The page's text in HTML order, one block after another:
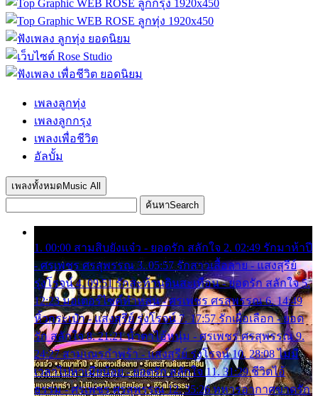
เพลงลูกทุ่ง
เพลงลูกกรุง
เพลงเพื่อชีวิต
อัลบั้ม
เพลงทั้งหมด Music All
ค้นหาSearch
1. 00:00 สามสิบยังแจ๋ว - ยอดรัก สลักใจ 2. 02:49 รักมาห้าปี
- ศรเพชร ศรสุพรรณ 3. 05:57 รักสาวเสื้อลาย - แสงสุรีย์
รุ่งโรจน์ 4. 09:51 รักสะท้านดินสะเทือน - ยอดรัก สลักใจ 5.
12:23 มอเตอร์ไซค์ทำหล่น - ศรเพชร ศรสุพรรณ 6. 14:49
หิ้วกระเป๋า - แสงสุรีย์ รุ่งโรจน์ 7. 17:57 รักเผื่อเลือก - ยอด
รัก สลักใจ 8. 21:21 น้ำตาไอ้หนุ่ม - ศรเพชร ศรสุพรรณ 9.
24:27 สามเณรกำพร้า - แสงสุรีย์ รุ่งโรจน์ 10. 28:08 ไม่มี
เวลาไปหาเมียน้อย - ยอดรัก สลักใจ 11. 31:29 ชีวิตไอ้
ธรรม - ศรเพชร ศรสุพรรณ 12. 35:26 ทหารอากาศขาดรัก